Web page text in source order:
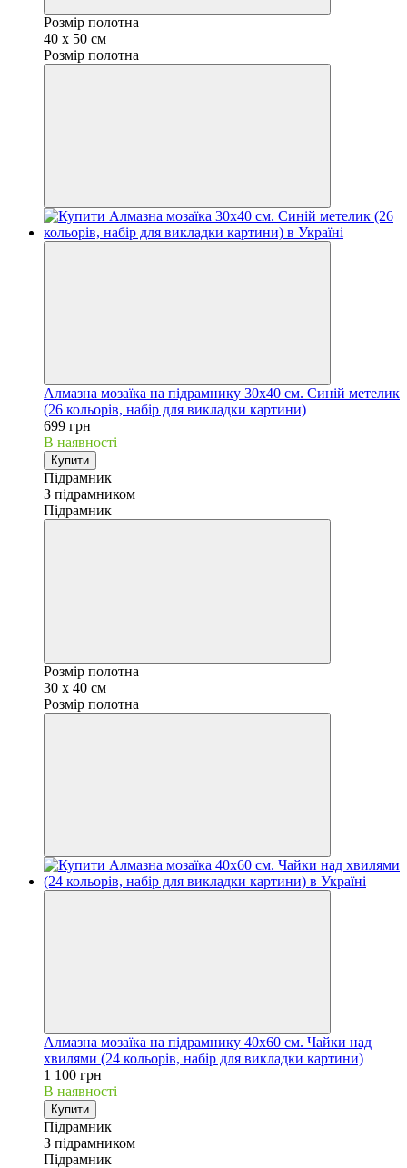
Розмір полотна
40 х 50 см
Розмір полотна
Алмазна мозаїка на підрамнику 30х40 см. Синій метелик
(26 кольорів, набір для викладки картини)
699 грн
В наявності
Купити
Підрамник
З підрамником
Підрамник
Розмір полотна
30 х 40 см
Розмір полотна
Алмазна мозаїка на підрамнику 40х60 см. Чайки над
хвилями (24 кольорів, набір для викладки картини)
1 100 грн
В наявності
Купити
Підрамник
З підрамником
Підрамник